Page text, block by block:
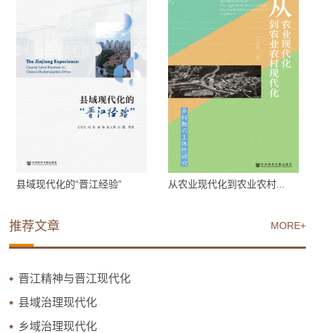
县域现代化的“晋江经验” 从农业现代化到农业农村...
MORE+
推荐文章
晋江精神与晋江现代化
县域治理现代化
乡域治理现代化